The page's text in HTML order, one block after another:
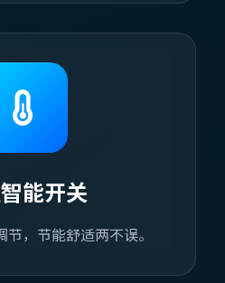
能开关
，节能舒适两不误。